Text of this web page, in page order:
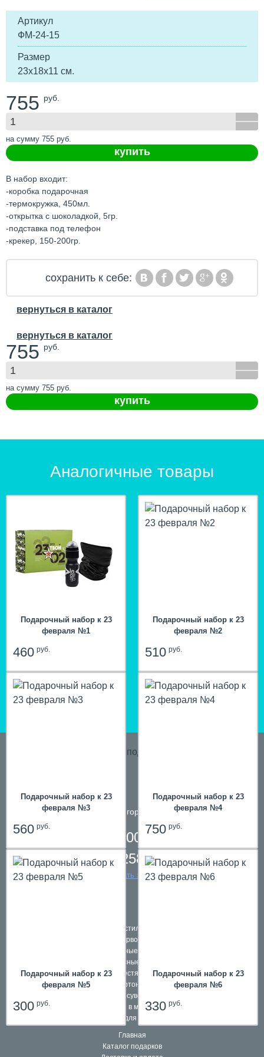
Артикул
ФМ-24-15
Размер
23х18х11 см.
755 руб.
на сумму 755 руб.
купить
В набор входит:
-коробка подарочная
-термокружка, 450мл.
-открытка с шоколадкой, 5гр.
-подставка под телефон
-крекер, 150-200гр.
сохранить к себе:
вернуться в каталог
вернуться в каталог
755 руб.
на сумму 755 руб.
купить
Аналогичные товары
Подарочный набор к 23
февраля №1
460руб.
Подарочный набор к 23
февраля №2
510руб.
Подарочный набор к 23
февраля №3
560руб.
Подарочный набор к 23
февраля №4
750руб.
Подарочный набор к 23
февраля №5
300руб.
Подарочный набор к 23
февраля №6
330руб.
телефон в городе Пермь
8 800 200 61 59,
8 342 258 39 59
заказать звонок
Подарки в текстильной упаковке
Наборы первоклассников
Школьные ранцы
Комплексные подарки
Подарки в жестяной упаковке
Подарки в картонной упаковке
Подарочные сувениры и игры
Подарки в мешочках
Подарки для взрослых
Главная
Каталог подарков